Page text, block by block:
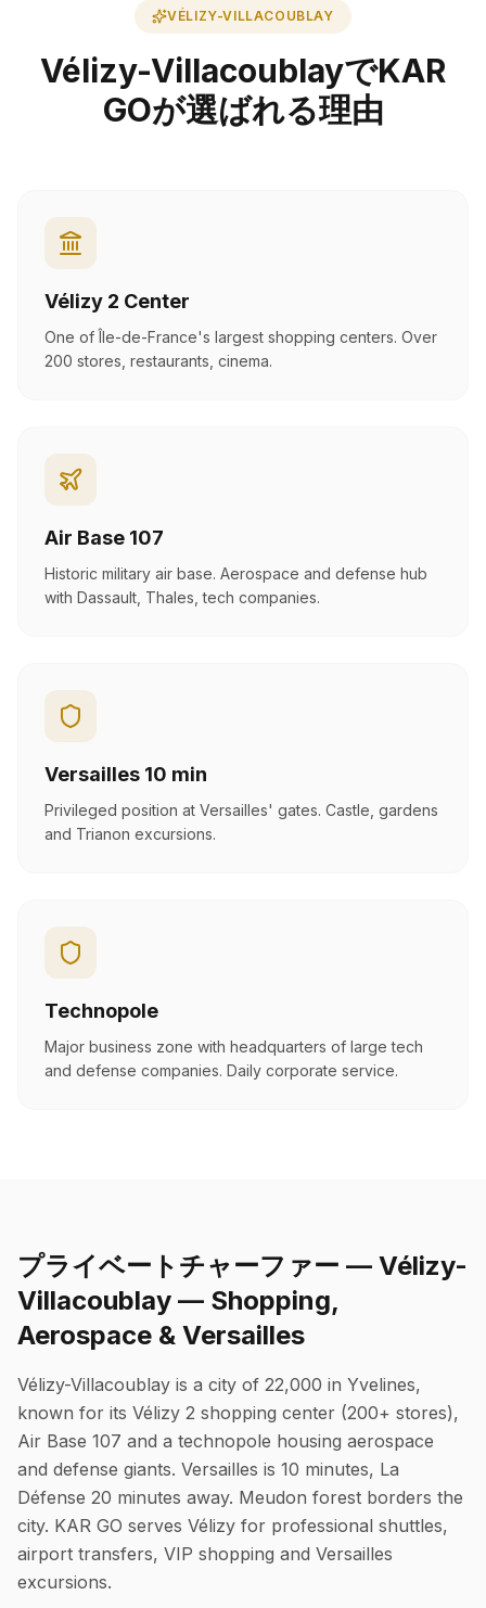
VÉLIZY-VILLACOUBLAY
Vélizy-VillacoublayでKAR
GOが選ばれる理由
Vélizy 2 Center
One of Île-de-France's largest shopping centers. Over
200 stores, restaurants, cinema.
Air Base 107
Historic military air base. Aerospace and defense hub
with Dassault, Thales, tech companies.
Versailles 10 min
Privileged position at Versailles' gates. Castle, gardens
and Trianon excursions.
Technopole
Major business zone with headquarters of large tech
and defense companies. Daily corporate service.
プライベートチャーファー — Vélizy-
Villacoublay — Shopping,
Aerospace & Versailles
Vélizy-Villacoublay is a city of 22,000 in Yvelines,
known for its Vélizy 2 shopping center (200+ stores),
Air Base 107 and a technopole housing aerospace
and defense giants. Versailles is 10 minutes, La
Défense 20 minutes away. Meudon forest borders the
city. KAR GO serves Vélizy for professional shuttles,
airport transfers, VIP shopping and Versailles
excursions.